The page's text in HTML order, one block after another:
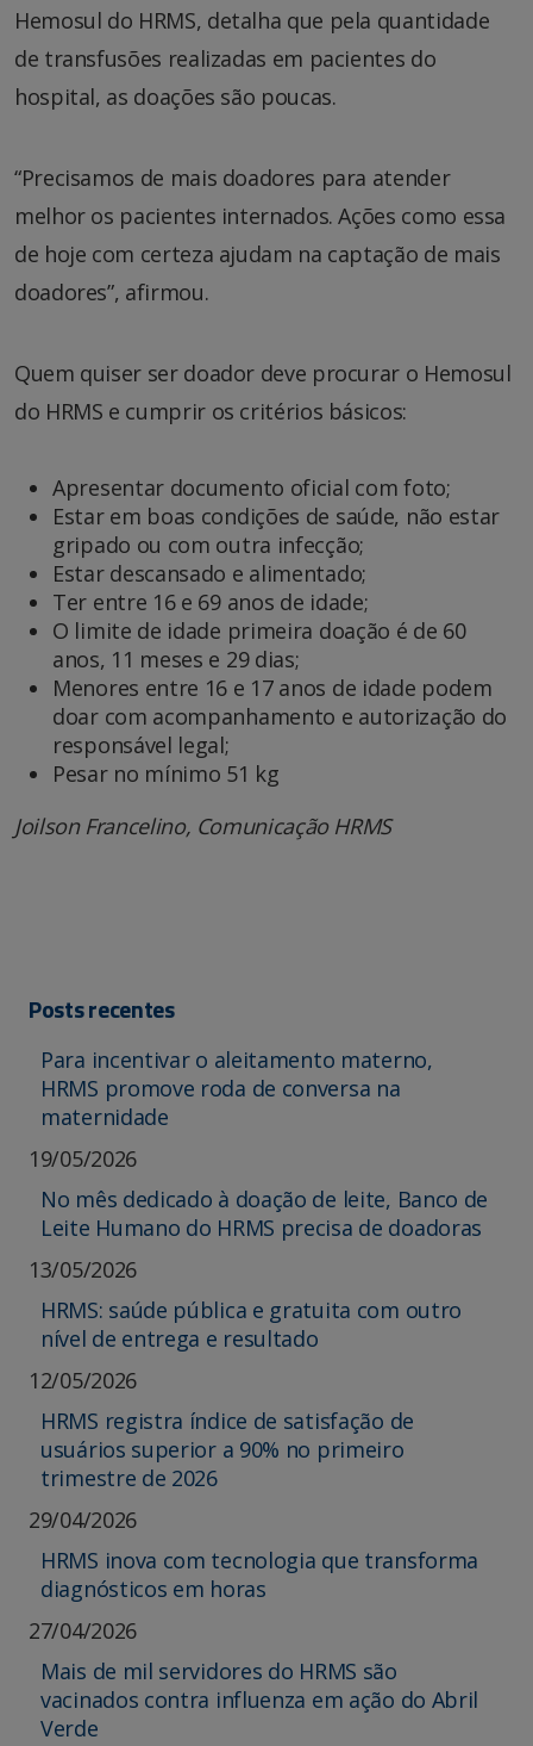
Hemosul do HRMS, detalha que pela quantidade
de transfusões realizadas em pacientes do
hospital, as doações são poucas.
“Precisamos de mais doadores para atender
melhor os pacientes internados. Ações como essa
de hoje com certeza ajudam na captação de mais
doadores”, afirmou.
Quem quiser ser doador deve procurar o Hemosul
do HRMS e cumprir os critérios básicos:
Apresentar documento oficial com foto;
Estar em boas condições de saúde, não estar
gripado ou com outra infecção;
Estar descansado e alimentado;
Ter entre 16 e 69 anos de idade;
O limite de idade primeira doação é de 60
anos, 11 meses e 29 dias;
Menores entre 16 e 17 anos de idade podem
doar com acompanhamento e autorização do
responsável legal;
Pesar no mínimo 51 kg
Joilson Francelino, Comunicação HRMS
Posts recentes
Para incentivar o aleitamento materno,
HRMS promove roda de conversa na
maternidade
19/05/2026
No mês dedicado à doação de leite, Banco de
Leite Humano do HRMS precisa de doadoras
13/05/2026
HRMS: saúde pública e gratuita com outro
nível de entrega e resultado
12/05/2026
HRMS registra índice de satisfação de
usuários superior a 90% no primeiro
trimestre de 2026
29/04/2026
HRMS inova com tecnologia que transforma
diagnósticos em horas
27/04/2026
Mais de mil servidores do HRMS são
vacinados contra influenza em ação do Abril
Verde